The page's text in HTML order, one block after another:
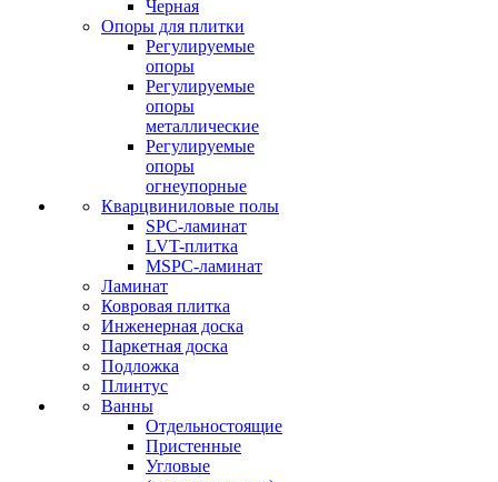
Черная
Опоры для плитки
Регулируемые
опоры
Регулируемые
опоры
металлические
Регулируемые
опоры
огнеупорные
Кварцвиниловые полы
SPC-ламинат
LVT-плитка
MSPC-ламинат
Ламинат
Ковровая плитка
Инженерная доска
Паркетная доска
Подложка
Плинтус
Ванны
Отдельностоящие
Пристенные
Угловые